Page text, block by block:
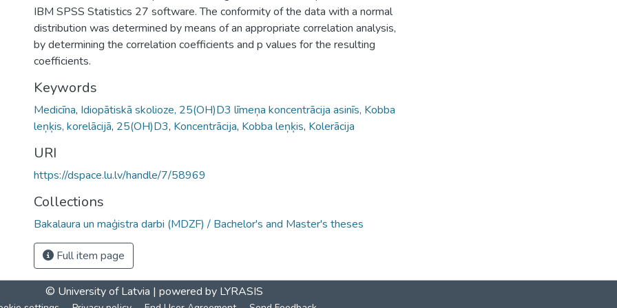
IBM SPSS Statistics 27 software. The conformity of the data with a normal
distribution was determined by means of an appropriate correlation analysis,
by determining the correlation coefficients and p values for the resulting
coefficients.
Keywords
Medicīna, Idiopātiskā skolioze, 25(OH)D3 līmeņa koncentrācija asinīs, Kobba
leņķis, korelācijā, 25(OH)D3, Koncentrācija, Kobba leņķis, Kolerācija
URI
https://dspace.lu.lv/handle/7/58969
Collections
Bakalaura un maģistra darbi (MDZF) / Bachelor's and Master's theses
Full item page
© University of Latvia | powered by LYRASIS